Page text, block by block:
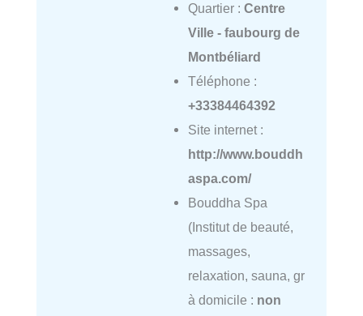
Quartier : Centre
Ville - faubourg de
Montbéliard
Téléphone :
+33384464392
Site internet :
http://www.bouddh
aspa.com/
Bouddha Spa
(Institut de beauté,
massages,
relaxation, sauna, gr
à domicile : non